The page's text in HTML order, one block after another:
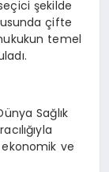
şekilde
çifte
temel
Sağlık
ekonomik ve